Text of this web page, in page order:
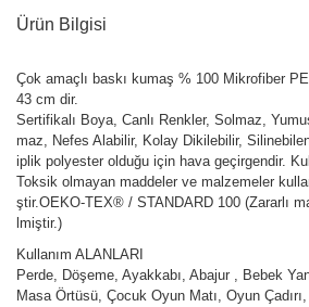
Ürün Bilgisi
Çok amaçlı baskı kumaş % 100 Mikrofiber
43 cm dir.
Sertifikalı Boya, Canlı Renkler, Solmaz,
maz, Nefes Alabilir, Kolay Dikilebilir,
iplik polyester olduğu için hava geçirgendir.
Toksik olmayan maddeler ve malzemeler
ştir.OEKO-TEX® / STANDARD 100 (Zararlı
lmiştir.)
Kullanım ALANLARI
Perde, Döşeme, Ayakkabı, Abajur , Bebek
Masa Örtüsü, Çocuk Oyun Matı, Oyun